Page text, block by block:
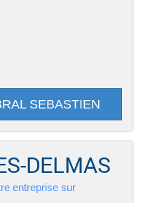
SEBASTIEN
DELMAS
entreprise sur